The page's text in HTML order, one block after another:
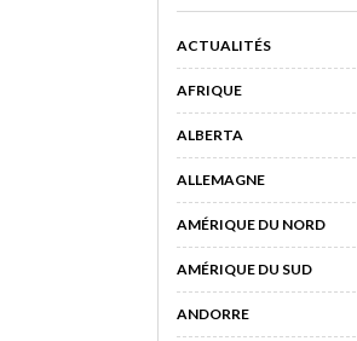
ACTUALITÉS
AFRIQUE
ALBERTA
ALLEMAGNE
AMÉRIQUE DU NORD
AMÉRIQUE DU SUD
ANDORRE